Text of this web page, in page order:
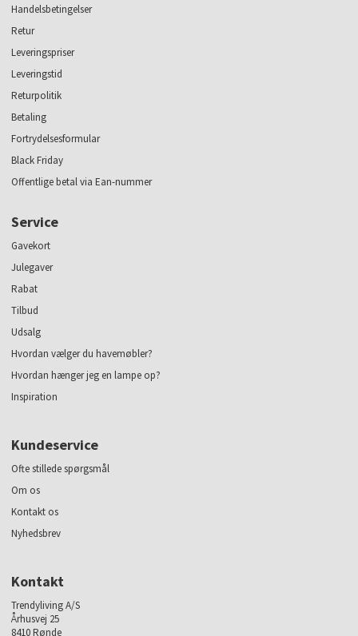
Handelsbetingelser
Retur
Leveringspriser
Leveringstid
Returpolitik
Betaling
Fortrydelsesformular
Black Friday
Offentlige betal via Ean-nummer
Service
Gavekort
Julegaver
Rabat
Tilbud
Udsalg
Hvordan vælger du havemøbler?
Hvordan hænger jeg en lampe op?
Inspiration
Kundeservice
Ofte stillede spørgsmål
Om os
Kontakt os
Nyhedsbrev
Kontakt
Trendyliving A/S
Århusvej 25
8410 Rønde